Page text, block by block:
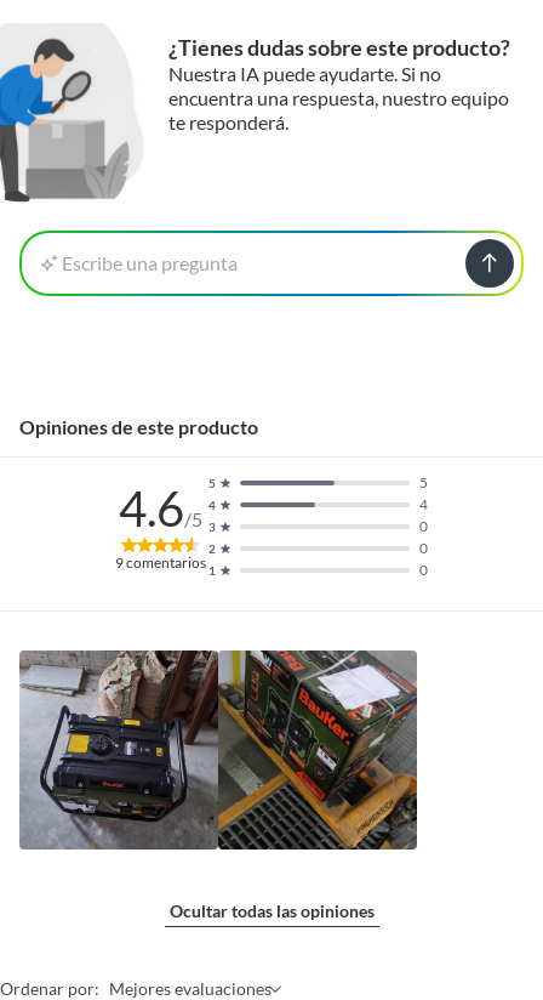
¿Tienes dudas sobre este producto?
Nuestra IA puede ayudarte. Si no
encuentra una respuesta, nuestro equipo
te responderá.
Escribe una pregunta
Opiniones de este producto
4.6/5
9comentarios 1 0
2 0
3 0
4 4
5 5
Ocultar todas las opiniones
Ordenar por: Mejores evaluaciones